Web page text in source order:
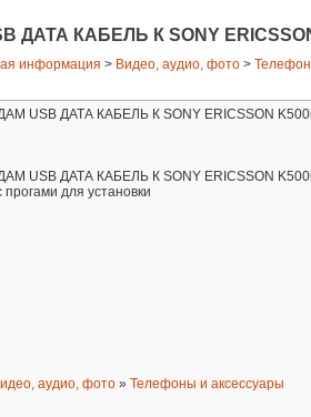
ДАТА КАБЕЛЬ К SONY
информация > Видео, аудио, фото >
USB ДАТА КАБЕЛЬ К SONY ERICSSON K500i
USB ДАТА КАБЕЛЬ К SONY ERICSSON K500i
прогами для установки
аудио, фото » Телефоны и аксессуары